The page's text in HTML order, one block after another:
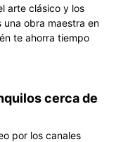
arte clásico y los
una obra maestra en
te ahorra tiempo
cerca de
por los canales